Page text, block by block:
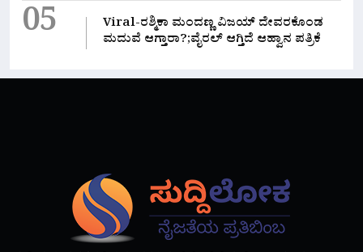
05
Viral-ರಶ್ಮಿಕಾ ಮಂದಣ್ಣ ವಿಜಯ್ ದೇವರಕೊಂಡ
ಮದುವೆ ಆಗ್ತಾರಾ?;ವೈರಲ್ ಆಗ್ತಿದೆ ಆಹ್ವಾನ ಪತ್ರಿಕೆ